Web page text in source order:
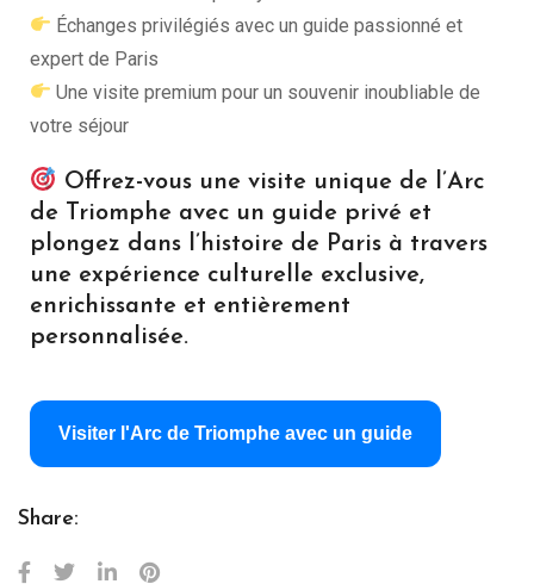
Échanges privilégiés avec un guide passionné et
expert de Paris
Une visite premium pour un souvenir inoubliable de
votre séjour
Offrez-vous une visite unique de l’Arc
de Triomphe avec un guide privé et
plongez dans l’histoire de Paris à travers
une expérience culturelle exclusive,
enrichissante et entièrement
personnalisée.
Visiter l'Arc de Triomphe avec un guide
Share: